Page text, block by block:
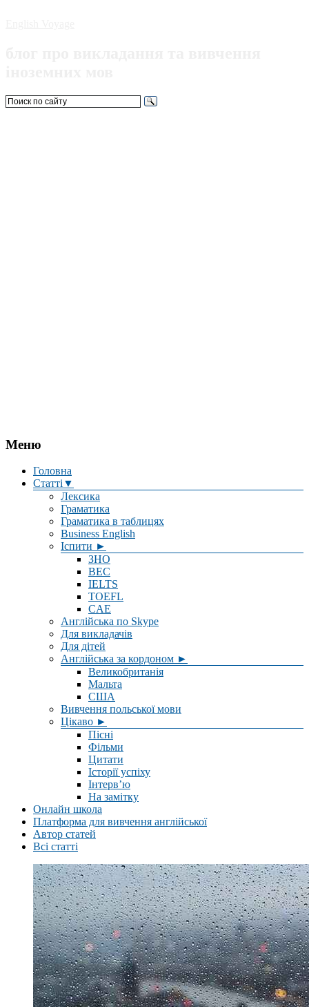
Меню
Головна
Статті▼
Лексика
Граматика
Граматика в таблицях
Business English
Іспити ►
ЗНО
BEC
IELTS
TOEFL
CAE
Англійська по Skype
Для викладачів
Для дітей
Англійська за кордоном ►
Великобританія
Мальта
США
Вивчення польської мови
Цікаво ►
Пісні
Фільми
Цитати
Історії успіху
Інтерв’ю
На замітку
Онлайн школа
Платформа для вивчення англійської
Автор статей
Всі статті